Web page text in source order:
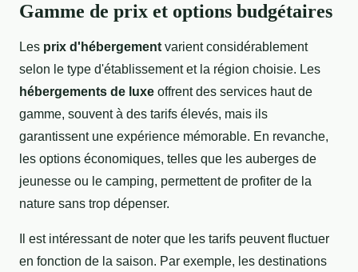
Gamme de prix et options budgétaires
Les prix d'hébergement varient considérablement
selon le type d'établissement et la région choisie. Les
hébergements de luxe offrent des services haut de
gamme, souvent à des tarifs élevés, mais ils
garantissent une expérience mémorable. En revanche,
les options économiques, telles que les auberges de
jeunesse ou le camping, permettent de profiter de la
nature sans trop dépenser.
Il est intéressant de noter que les tarifs peuvent fluctuer
en fonction de la saison. Par exemple, les destinations